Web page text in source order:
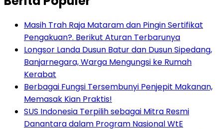
Masih Trah Raja Mataram dan Pingin Sertifikat
Pengakuan?. Berikut Aturan Terbarunya
Longsor Landa Dusun Batur dan Dusun Sipedang,
Banjarnegara, Warga Mengungsi ke Rumah
Kerabat
Berbagai Fungsi Tersembunyi Penjepit Makanan,
Memasak Kian Praktis!
SUS Indonesia Terpilih sebagai Mitra Resmi
Danantara dalam Program Nasional WtE